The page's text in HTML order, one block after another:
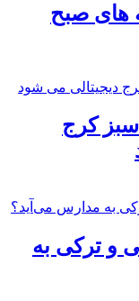
های صبح
کرج
و ترکی به